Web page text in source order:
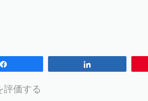
評価する